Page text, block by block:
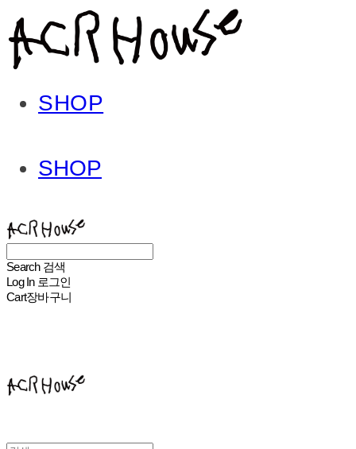
SHOP
SHOP
Search 검색
Log In 로그인
Cart장바구니